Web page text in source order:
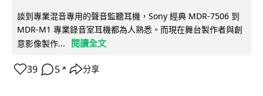
談到專業混音專用的聲音監聽耳機，Sony 經典 MDR-7506 到
MDR-M1 專業錄音室耳機都為人熟悉。而現在舞台製作者與創
意影像製作...
閱讀全文
39 5 ↗ 分享